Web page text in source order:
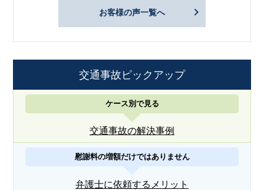
お客様の声一覧へ
交通事故ピックアップ
ケース別で見る
交通事故の解決事例
慰謝料の増額だけではありません
弁護士に依頼するメリット